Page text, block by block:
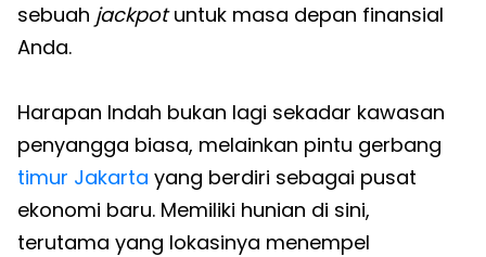
sebuah jackpotuntuk masa depan finansial
Anda.
Harapan Indah bukan lagi sekadar kawasan
penyangga biasa, melainkan pintu gerbang
timur Jakarta yang berdiri sebagai pusat
ekonomi baru. Memiliki hunian di sini,
terutama yang lokasinya menempel